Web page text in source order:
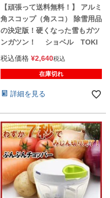
【頑張って送料無料！】 アルミ
角スコップ（角スコ） 除雪用品
の決定版！硬くなった雪もガツ
ンガツン！ ショベル TOKI
税込価格 ¥2,640税込
在庫切れ
詳細を見る